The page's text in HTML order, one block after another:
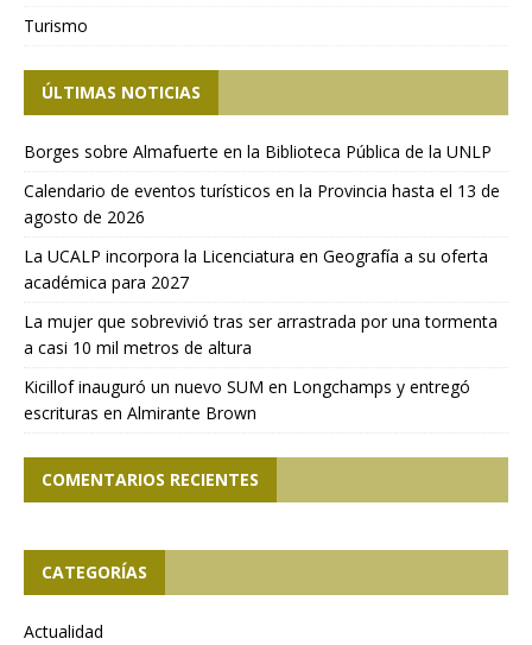
Turismo
ÚLTIMAS NOTICIAS
Borges sobre Almafuerte en la Biblioteca Pública de la UNLP
Calendario de eventos turísticos en la Provincia hasta el 13 de
agosto de 2026
La UCALP incorpora la Licenciatura en Geografía a su oferta
académica para 2027
La mujer que sobrevivió tras ser arrastrada por una tormenta
a casi 10 mil metros de altura
Kicillof inauguró un nuevo SUM en Longchamps y entregó
escrituras en Almirante Brown
COMENTARIOS RECIENTES
CATEGORÍAS
Actualidad